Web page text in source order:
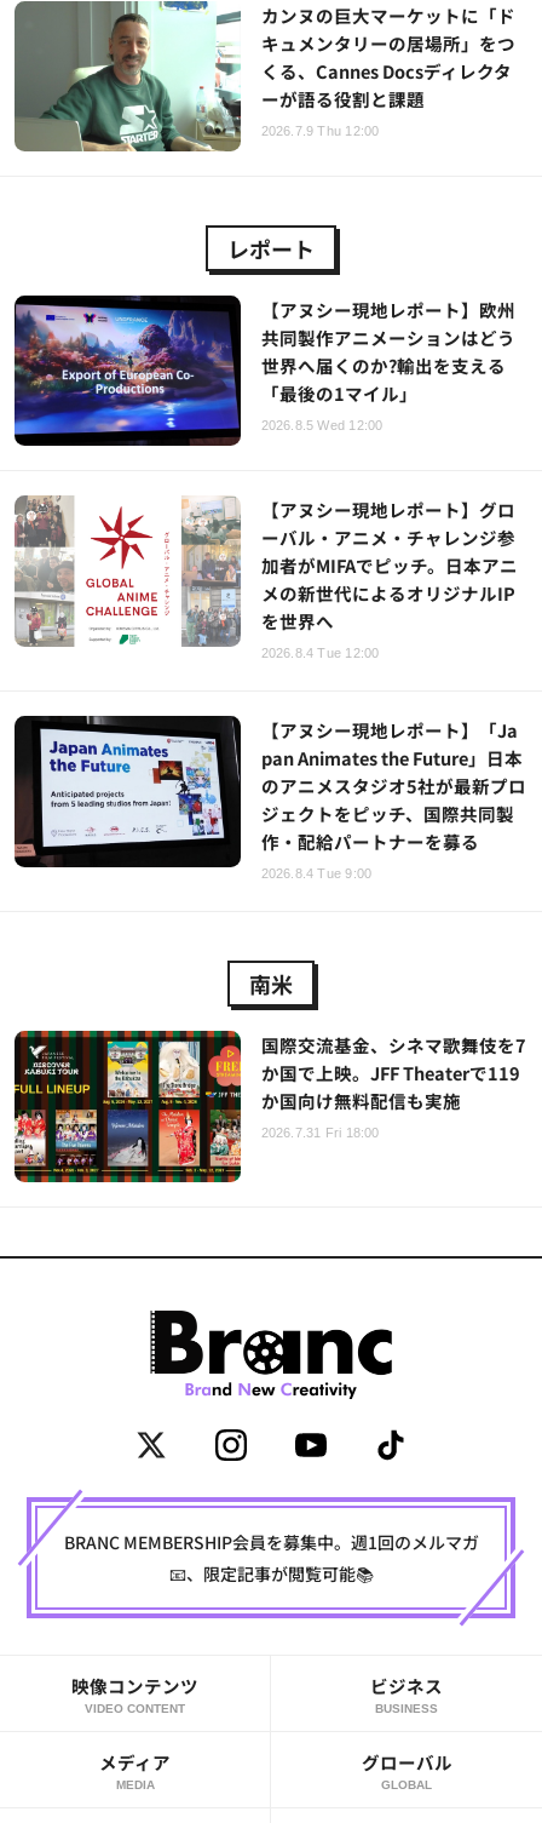
カンヌの巨大マーケットに「ド
キュメンタリーの居場所」をつ
くる、Cannes Docsディレクタ
ーが語る役割と課題
2026.7.9 Thu 12:00
レポート
【アヌシー現地レポート】欧州
共同製作アニメーションはどう
世界へ届くのか?輸出を支える
「最後の1マイル」
2026.8.5 Wed 12:00
【アヌシー現地レポート】グロ
ーバル・アニメ・チャレンジ参
加者がMIFAでピッチ。日本アニ
メの新世代によるオリジナルIP
を世界へ
2026.8.4 Tue 12:00
【アヌシー現地レポート】「Ja
pan Animates the Future」日本
のアニメスタジオ5社が最新プロ
ジェクトをピッチ、国際共同製
作・配給パートナーを募る
2026.8.4 Tue 9:00
南米
国際交流基金、シネマ歌舞伎を7
か国で上映。JFF Theaterで119
か国向け無料配信も実施
2026.7.31 Fri 18:00
BRANC MEMBERSHIP会員を募集中。週1回のメルマガ
📧、限定記事が閲覧可能📚
映像コンテンツ
VIDEO CONTENT
ビジネス
BUSINESS
メディア
MEDIA
グローバル
GLOBAL